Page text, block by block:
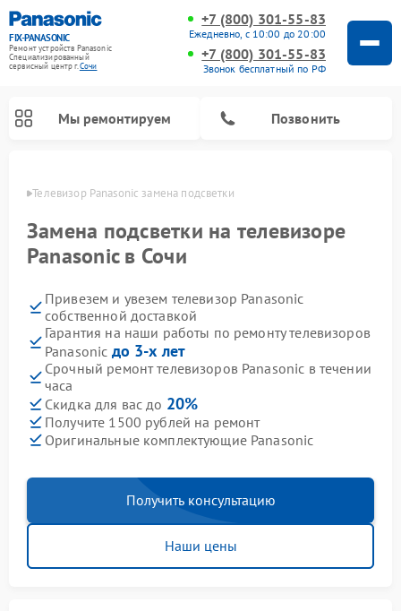
FIX-PANASONIC
Ремонт устройств Panasonic
Специализированный
cервисный центр г.Сочи
+7 (800) 301-55-83
Ежедневно, с 10:00 до 20:00
+7 (800) 301-55-83
Звонок бесплатный по РФ
Мы ремонтируем Позвонить
Сочи Телевизор Panasonic замена подсветки
Замена подсветки на телевизоре
Panasonic в Сочи
Привезем и увезем телевизор Panasonic
собственной доставкой
Гарантия на наши работы по ремонту телевизоров
Panasonic до 3-х лет
Срочный ремонт телевизоров Panasonic в течении
часа
Скидка для вас до 20%
Получите 1500 рублей на ремонт
Оригинальные комплектующие Panasonic
Получить консультацию
Наши цены